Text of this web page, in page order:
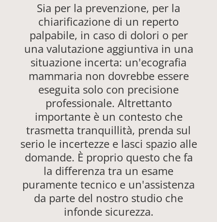
Sia per la prevenzione, per la
chiarificazione di un reperto
palpabile, in caso di dolori o per
una valutazione aggiuntiva in una
situazione incerta: un'ecografia
mammaria non dovrebbe essere
eseguita solo con precisione
professionale. Altrettanto
importante è un contesto che
trasmetta tranquillità, prenda sul
serio le incertezze e lasci spazio alle
domande. È proprio questo che fa
la differenza tra un esame
puramente tecnico e un'assistenza
da parte del nostro studio che
infonde sicurezza.